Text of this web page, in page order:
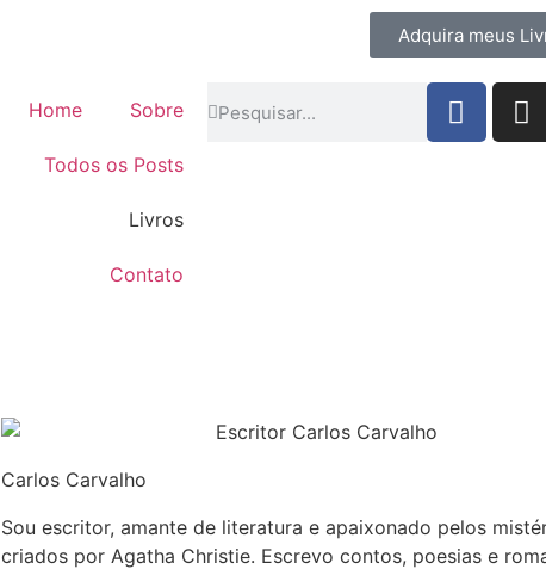
Adquira meus
Home Sobre
Todos os Posts
Livros
Contato
Carlos Carvalho
Sou escritor, amante de literatura e apaixonado pelos
criados por Agatha Christie. Escrevo contos, poesias e